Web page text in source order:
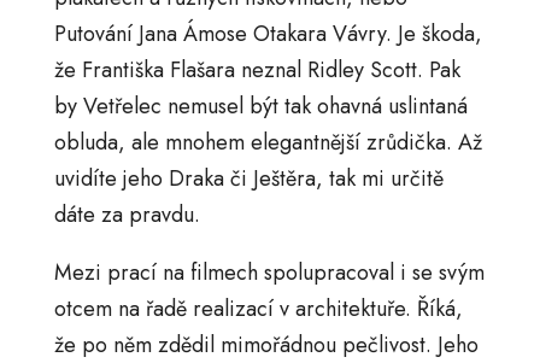
Putování Jana Ámose Otakara Vávry. Je škoda,
že Františka Flašara neznal Ridley Scott. Pak
by Vetřelec nemusel být tak ohavná uslintaná
obluda, ale mnohem elegantnější zrůdička. Až
uvidíte jeho Draka či Ještěra, tak mi určitě
dáte za pravdu.
Mezi prací na filmech spolupracoval i se svým
otcem na řadě realizací v architektuře. Říká,
že po něm zdědil mimořádnou pečlivost. Jeho